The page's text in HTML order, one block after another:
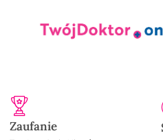
Zaufanie